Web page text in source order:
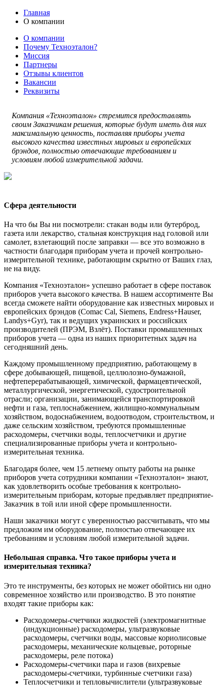
Главная
О компании
О компании
Почему Техноэталон?
Миссия
Партнеры
Отзывы клиентов
Вакансии
Реквизиты
Компания «Техноэталон» стремится предоставлять
своим Заказчикам решения, которые будут иметь для них
максимальную ценность, поставляя приборы учета
высокого качества известных мировых и европейских
брэндов, полностью отвечающие требованиям и
условиям любой измерительной задачи.
Сфера деятельности
На что бы Вы ни посмотрели: стакан воды или бутерброд,
газета или лекарство, стальная конструкция над головой или
самолет, взлетающий после заправки — все это возможно в
частности благодаря приборам учета и прочей контрольно-
измерительной технике, работающим скрытно от Ваших глаз,
не на виду.
Компания «Техноэталон» успешно работает в сфере поставок
приборов учета высокого качества. В нашем ассортименте Вы
всегда сможете найти оборудование как известных мировых и
европейских брэндов (Comac Cal, Siemens, Endress+Hauser,
Landys+Gyr), так и ведущих украинских и российских
производителей (ПРЭМ, Взлёт). Поставки промышленных
приборов учета — одна из наших приоритетных задач на
сегодняшний день.
Каждому промышленному предприятию, работающему в
сфере добывающей, пищевой, целлюлозно-бумажной,
нефтеперерабатывающей, химической, фармацевтической,
металлургической, энергетической, судостроительной
отрасли; организации, занимающейся транспортировкой
нефти и газа, теплоснабжением, жилищно-коммунальным
хозяйством, водоснабжением, водоотводом, строительством, и
даже сельским хозяйством, требуются промышленные
расходомеры, счетчики воды, теплосчетчики и другие
специализированные приборы учета и контрольно-
измерительная техника.
Благодаря более, чем 15 летнему опыту работы на рынке
приборов учета сотрудники компании «Техноэталон» знают,
как удовлетворить особые требования к контрольно-
измерительным приборам, которые предъявляет предприятие-
Заказчик в той или иной сфере промышленности.
Наши заказчики могут с уверенностью рассчитывать, что мы
предложим им оборудование, полностью отвечающее их
требованиям и условиям любой измерительной задачи.
Небольшая справка. Что такое приборы учета и
измерительная техника?
Это те инструменты, без которых не может обойтись ни одно
современное хозяйство или производство. В это понятие
входят такие приборы как:
Расходомеры-счетчики жидкостей (электромагнитные
(индукционные) расходомеры, ультразвуковые
расходомеры, счетчики воды, массовые кориолисовые
расходомеры, механические кольцевые, роторные
расходомеры, реле потока)
Расходомеры-счетчики пара и газов (вихревые
расходомеры-счетчики, турбинные счетчики газа)
Теплосчетчики и тепловычислители (ультразвуковые